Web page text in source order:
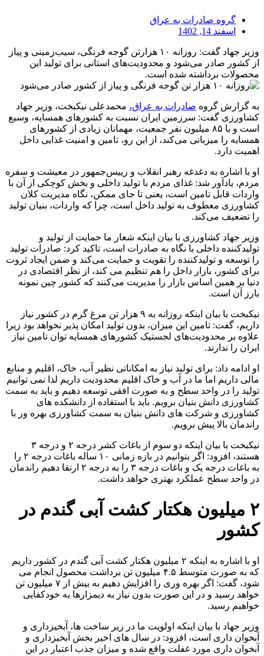
گروه صادرات به عراق
اسفند 14, 1402
وزیر جهاد گفت: روزانه ۱۰ هزارتن گوجه فرنگی، سیب‌زمینی و پیاز
از کشور صادر می‌شود و محدودیت‌های استانی برای تولید این
محصولات برداشته شده است.
به گزارش گروه صادرات به عراق، محمدعلی نیکبخت، وزیر جهاد
کشاورزی گفت: سرزمین ایران نسبت به کشورهای همسایه، وسیع
است و با ۸۵ میلیون نفر جمعیت، مهمانان زیادی از کشورهای
همسایه را میزبانی می‌کند، از این رو، تامین و امنیت غذایی داخل
اهمیت دارد.
او با اشاره به دغدغه رهبر انقلاب و رییس‌جمهور در معیشت و سفره
مردم، یادآور شد: غذای مردم با تولید داخلی و بخش کوچکی از آن با
واردات قابل تامین است، یعنی تا جای ممکن، نگاه مدیریت کلان
کشاورزی معطوف به تولید داخل است، چرا که واردات، بنیان تولید
را تضعیف می‌کند.
وزیر جهاد کشاورزی با بیان اینکه شعار ما حمایت از تولید و
تولیدکننده داخلی با نگاه به صادرات است، تاکید کرد: صادرات تولید
را توسعه و تولیدکننده را تقویت و حمایت می‌کند و ضمن ایجاد ثروت
برای کشور، بازار داخل را هم تنظیم می کند، از نظر اقتصادی در
دنیا بر همین اساس بازار را مدیریت می‌کنند که کشور چین نمونه
بارز آن است.
نیکبخت با بیان اینکه روزانه به ۹ هزار تن مرغ گرم در کشور نیاز
داریم، گفت: تامین این میزان، بدون تولید امکان پذیر نخواهد بود زیرا
علاوه بر محدودیت‌های لجستیک کشورهای همسایه توان تامین نیاز
ایران را ندارند.
او ادامه داد: برای تولید نیاز به امکاناتی نظیر آب، خاک، اقلیم و منابع
مالی داریم اما ما در آب و خاک اقلیم محدودیت داریم لذا نمی توانیم
تولید را در واحد سطح و به صورت افقی توسعه دهیم و باید به سمت
کشاورزی دانش بنیان برویم. باید با استفاده از دانشکده های
کشاورزی و شرکت های دانش بنیان به سمت کشاورزی بهره ور با
راندمان بالا پیش برویم.
نیکبخت با بیان اینکه دو سوم از باغات کشر درجه ۲ و درجه ۳
هستند، افزود: اگر بتوانیم در بازه زمانی ۱۰ ساله باغات درجه ۲ را
به باغات درجه یک و باغات درجه ۳ را به درجه ۲ ارتقا دهیم راندمان
در واحد سطح عملکرد بهتری خواهد داشت.
۲ میلیون هکتار کشت آبی گندم در
کشور
او با اشاره به اینکه ۲ میلیون هکتار کشت آبی گندم در کشور داریم
که به صورت متوسط ۴.۵ میلیون تن برداشت محصول انجام می
شود، گفت: اگر بهره وری را افزایش دهیم به بیش از ۷ میلیون تن
خواهد رسید و در این صورت بدون نیاز به دیمزارها به خودکفایی
خواهیم رسید.
وزیر جهاد با بیان اینکه اولویت ما در زیر ساخت ها، آبخیزداری و
آبخوان داری است، افزود: در سال های اخیر بخش آبخیزداری و
آبخوان داری مورد غفلت واقع شده و میزان جذب اعتبار در این